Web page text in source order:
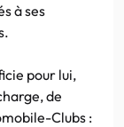
à ses
pour lui,
de
Clubs :